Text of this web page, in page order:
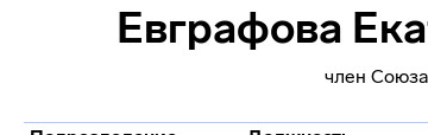
Евграфова
член